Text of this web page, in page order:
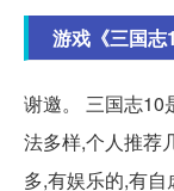
游戏《三国
谢邀。 三国志10
法多样,个人推荐
多,有娱乐的,有自